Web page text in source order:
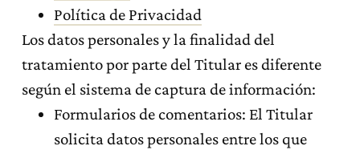
Política de Privacidad
Los datos personales y la finalidad del
tratamiento por parte del Titular es diferente
según el sistema de captura de información:
Formularios de comentarios: El Titular
solicita datos personales entre los que